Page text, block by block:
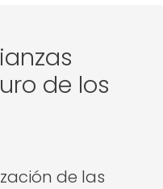
de los
de las